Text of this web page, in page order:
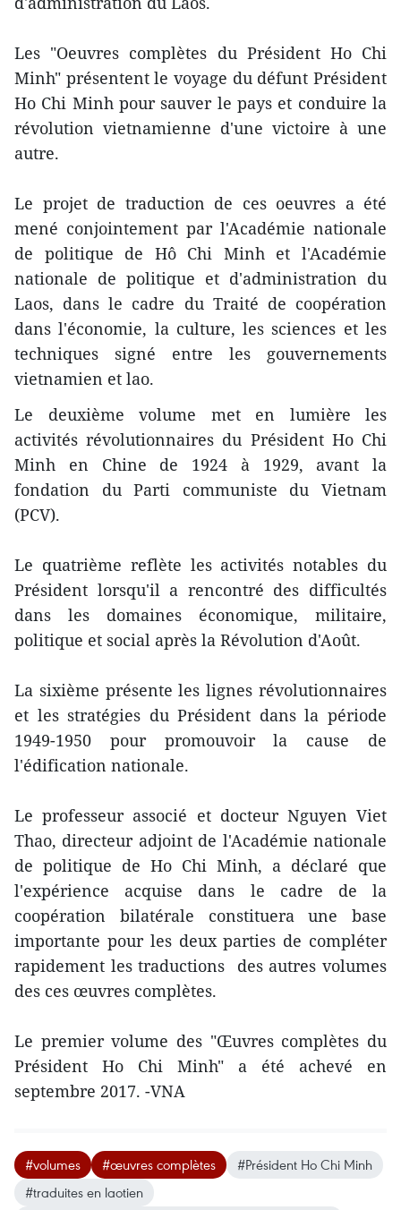
Les "Oeuvres complètes du Président Ho Chi
Minh" présentent le voyage du défunt Président
Ho Chi Minh pour sauver le pays et conduire la
révolution vietnamienne d'une victoire à une
autre.
Le projet de traduction de ces oeuvres a été
mené conjointement par l'Académie nationale
de politique de Hô Chi Minh et l'Académie
nationale de politique et d'administration du
Laos, dans le cadre du Traité de coopération
dans l'économie, la culture, les sciences et les
techniques signé entre les gouvernements
vietnamien et lao.
Le deuxième volume met en lumière les
activités révolutionnaires du Président Ho Chi
Minh en Chine de 1924 à 1929, avant la
fondation du Parti communiste du Vietnam
(PCV).
Le quatrième reflète les activités notables du
Président lorsqu'il a rencontré des difficultés
dans les domaines économique, militaire,
politique et social après la Révolution d'Août.
La sixième présente les lignes révolutionnaires
et les stratégies du Président dans la période
1949-1950 pour promouvoir la cause de
l'édification nationale.
Le professeur associé et docteur Nguyen Viet
Thao, directeur adjoint de l'Académie nationale
de politique de Ho Chi Minh, a déclaré que
l'expérience acquise dans le cadre de la
coopération bilatérale constituera une base
importante pour les deux parties de compléter
rapidement les traductions des autres volumes
des ces œuvres complètes.
Le premier volume des "Œuvres complètes du
Président Ho Chi Minh" a été achevé en
septembre 2017. -VNA
#volumes #œuvres complètes
#Président Ho Chi Minh
#traduites en laotien